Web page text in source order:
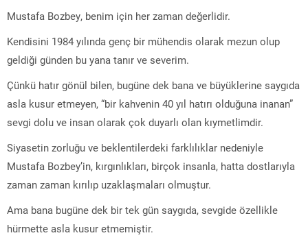
Mustafa Bozbey, benim için her zaman değerlidir.
Kendisini 1984 yılında genç bir mühendis olarak mezun olup
geldiği günden bu yana tanır ve severim.
Çünkü hatır gönül bilen, bugüne dek bana ve büyüklerine saygıda
asla kusur etmeyen, “bir kahvenin 40 yıl hatırı olduğuna inanan”
sevgi dolu ve insan olarak çok duyarlı olan kıymetlimdir.
Siyasetin zorluğu ve beklentilerdeki farklılıklar nedeniyle
Mustafa Bozbey’in, kırgınlıkları, birçok insanla, hatta dostlarıyla
zaman zaman kırılıp uzaklaşmaları olmuştur.
Ama bana bugüne dek bir tek gün saygıda, sevgide özellikle
hürmette asla kusur etmemiştir.